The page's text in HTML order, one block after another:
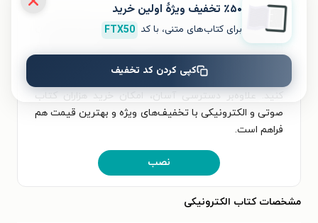
برای تجربه‌ای بهتر در دانلود کتاب وقتی بچه بودم و خواندن
آن، اپلیکیشن طاقچه را به‌صورت رایگان نصب کنید. در
اپلیکیشن می‌توانید مطالعه‌ی خود را شخصی‌سازی کنید و
لذت خواندن و شنیدن کتاب‌ها را همیشه و همه‌جا تجربه
کنید. علاوه‌بر دسترسی آسان، امکان خرید هزاران کتاب
صوتی و الکترونیکی با تخفیف‌های ویژه و بهترین قیمت هم
فراهم است.
نصب
مشخصات کتاب الکترونیکی
٪۵۰ تخفیف ویژۀ اولین خرید
برای کتاب‌های متنی، با کد FTX50
کپی کردن کد تخفیف